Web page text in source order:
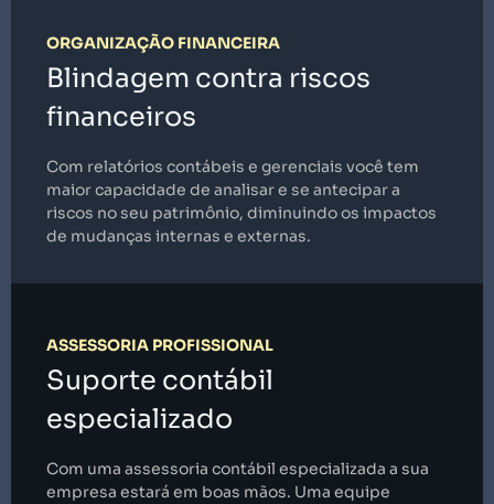
ORGANIZAÇÃO FINANCEIRA
Blindagem contra riscos
financeiros
Com relatórios contábeis e gerenciais você tem
maior capacidade de analisar e se antecipar a
riscos no seu patrimônio, diminuindo os impactos
de mudanças internas e externas.
ASSESSORIA PROFISSIONAL
Suporte contábil
especializado
Com uma assessoria contábil especializada a sua
empresa estará em boas mãos. Uma equipe